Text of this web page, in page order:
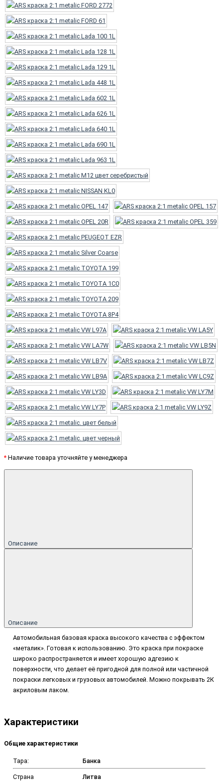
* Наличие товара уточняйте у менеджера
Описание
Описание
Автомобильная базовая краска высокого качества с эффектом
«металик». Готовая к использованию. Это краска при покраске
широко распространяется и имеет хорошую адгезию к
поверхности, что делает её пригодной для полной или частичной
покраски легковых и грузовых автомобилей. Можно покрывать 2К
акриловым лаком.
Характеристики
Общие характеристики
Тара: Банка
Страна
Литва